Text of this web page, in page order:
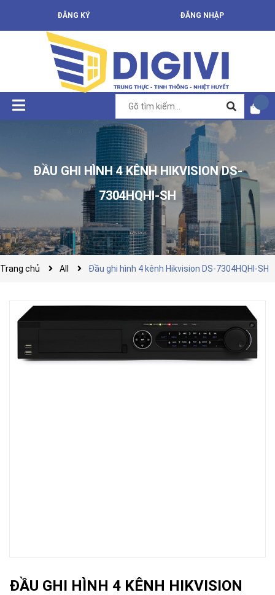
ĐĂNG KÝ ĐĂNG NHẬP
ĐẦU GHI HÌNH 4 KÊNH HIKVISION DS-
7304HQHI-SH
Trang chủ All Đầu ghi hình 4 kênh Hikvision DS-7304HQHI-SH
ĐẦU GHI HÌNH 4 KÊNH HIKVISION